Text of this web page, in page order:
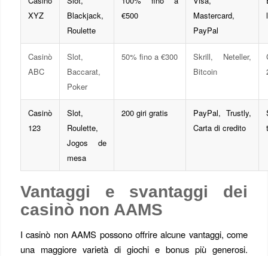
XYZ
Blackjack,
Roulette
€500
Mastercard,
PayPal
Casinò
ABC
Slot,
Baccarat,
Poker
50% fino a €300
Skrill, Neteller,
Bitcoin
Casinò
123
Slot,
Roulette,
Jogos de
mesa
200 giri gratis
PayPal, Trustly,
Carta di credito
Vantaggi e svantaggi dei
casinò non AAMS
I casinò non AAMS possono offrire alcune vantaggi, come
una maggiore varietà di giochi e bonus più generosi.